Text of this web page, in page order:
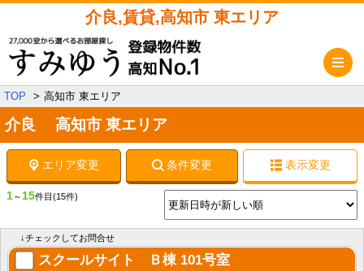
介良,賃貸,高知市 東エリア
TOP 高知市 東エリア
介良 高知市 東エリア
エリア変更 条件変更 表示変更
1～15件目 (15件)
↓チェックしてお問合せ
スクールサイト Ｂ棟 101号室